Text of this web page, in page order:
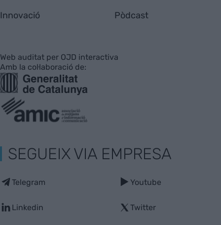
Innovació Pòdcast
Web auditat per OJD interactiva
Amb la col·laboració de:
SEGUEIX VIA EMPRESA
Telegram
Linkedin
Youtube
Twitter